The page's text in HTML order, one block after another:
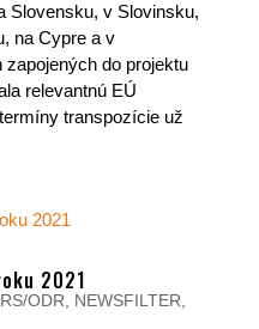
Slovensku, v Slovinsku,
na Cypre a v
do projektu
relevantnú EÚ
transpozície už
2021
ODR NEWSFILTER